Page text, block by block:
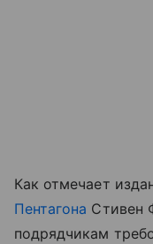
Как отмечает
Пентагона Стивен
подрядчикам